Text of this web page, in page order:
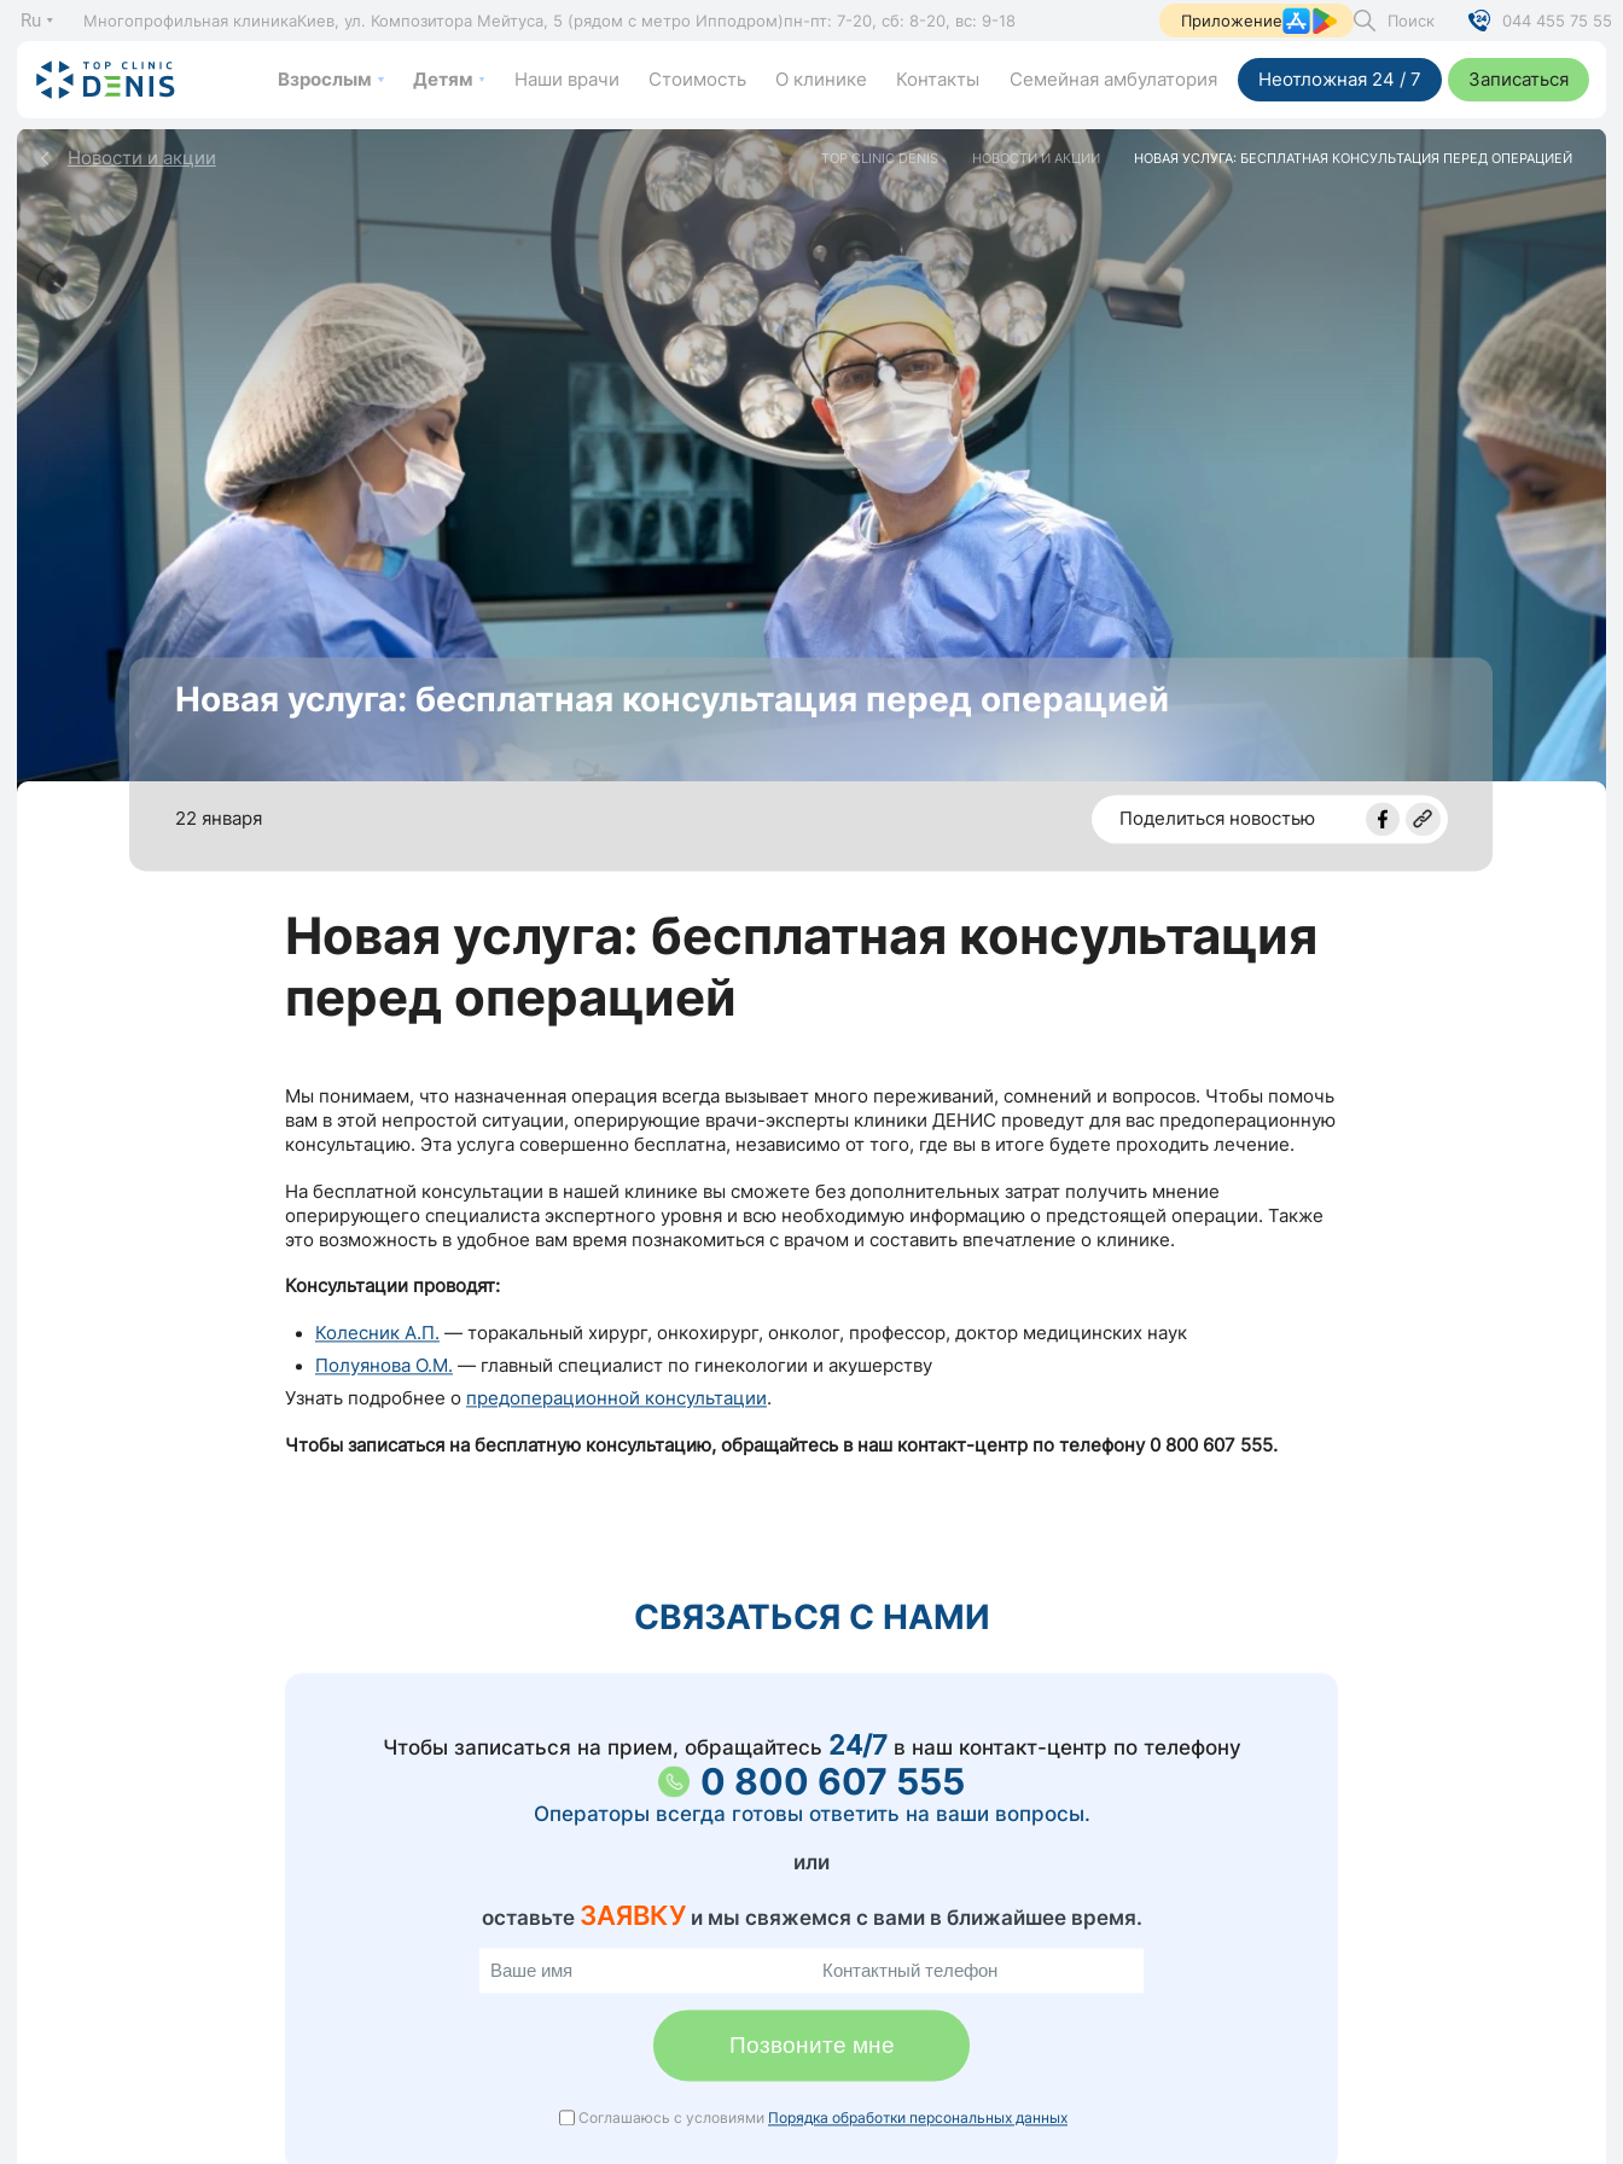
Ru Многопрофильная клиникаКиев, ул. Композитора Мейтуса, 5 (рядом с метро Ипподром)пн-пт: 7-20, сб: 8-20, вс: 9-18 Приложение Поиск 044 455 75 55
Взрослым Детям Наши врачи Стоимость О клинике Контакты Семейная амбулатория Неотложная 24 / 7 Записаться
Новости и акции TOP CLINIC DENIS НОВОСТИ И АКЦИИ НОВАЯ УСЛУГА: БЕСПЛАТНАЯ КОНСУЛЬТАЦИЯ ПЕРЕД ОПЕРАЦИЕЙ
Новая услуга: бесплатная консультация перед операцией
22 января Поделиться новостью
Новая услуга: бесплатная консультация
перед операцией
Мы понимаем, что назначенная операция всегда вызывает много переживаний, сомнений и вопросов. Чтобы помочь
вам в этой непростой ситуации, оперирующие врачи-эксперты клиники ДЕНИС проведут для вас предоперационную
консультацию. Эта услуга совершенно бесплатна, независимо от того, где вы в итоге будете проходить лечение.
На бесплатной консультации в нашей клинике вы сможете без дополнительных затрат получить мнение
оперирующего специалиста экспертного уровня и всю необходимую информацию о предстоящей операции. Также
это возможность в удобное вам время познакомиться с врачом и составить впечатление о клинике.
Консультации проводят:
Колесник А.П. — торакальный хирург, онкохирург, онколог, профессор, доктор медицинских наук
Полуянова О.М. — главный специалист по гинекологии и акушерству
Узнать подробнее о предоперационной консультации.
Чтобы записаться на бесплатную консультацию, обращайтесь в наш контакт-центр по телефону 0 800 607 555.
СВЯЗАТЬСЯ С НАМИ
Чтобы записаться на прием, обращайтесь 24/7 в наш контакт-центр по телефону
0 800 607 555
Операторы всегда готовы ответить на ваши вопросы.
или
оставьте ЗАЯВКУ и мы свяжемся с вами в ближайшее время.
Позвоните мне
Соглашаюсь с условиями Порядка обработки персональных данных